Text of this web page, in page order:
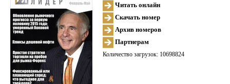
Читать онлайн
Скачать номер
Архив номеров
Партнерам
Количество загрузок: 10698824